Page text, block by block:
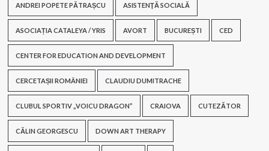
ANDREI POPETE PĂTRAȘCU ASISTENŢĂ SOCIALĂ
ASOCIAȚIA CATALEYA / YRIS AVORT BUCUREȘTI CED
CENTER FOR EDUCATION AND DEVELOPMENT
CERCETAȘII ROMÂNIEI CLAUDIU DUMITRACHE
CLUBUL SPORTIV „VOICU DRAGON” CRAIOVA CUTEZĂTOR
CĂLIN GEORGESCU DOWN ART THERAPY